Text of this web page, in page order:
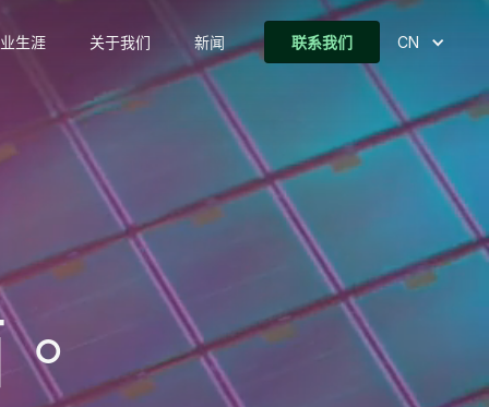
生涯 关于我们 新闻 联系我们 CN